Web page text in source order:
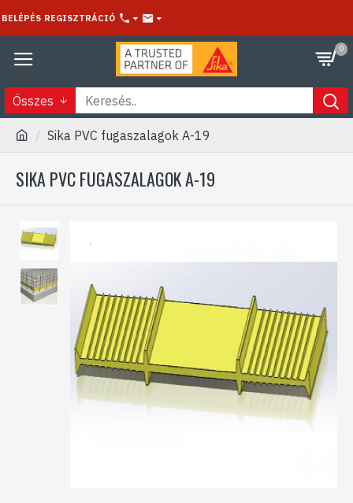
BELÉPÉS REGISZTRÁCIÓ
0
Összes
Sika PVC fugaszalagok A-19
SIKA PVC FUGASZALAGOK A-19